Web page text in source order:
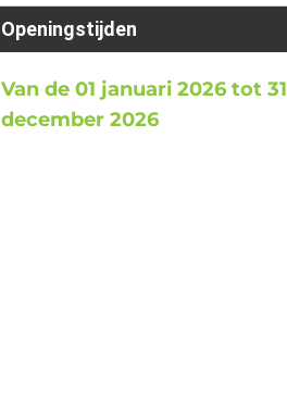
Openingstijden
Van de 01 januari 2026 tot 31
december 2026